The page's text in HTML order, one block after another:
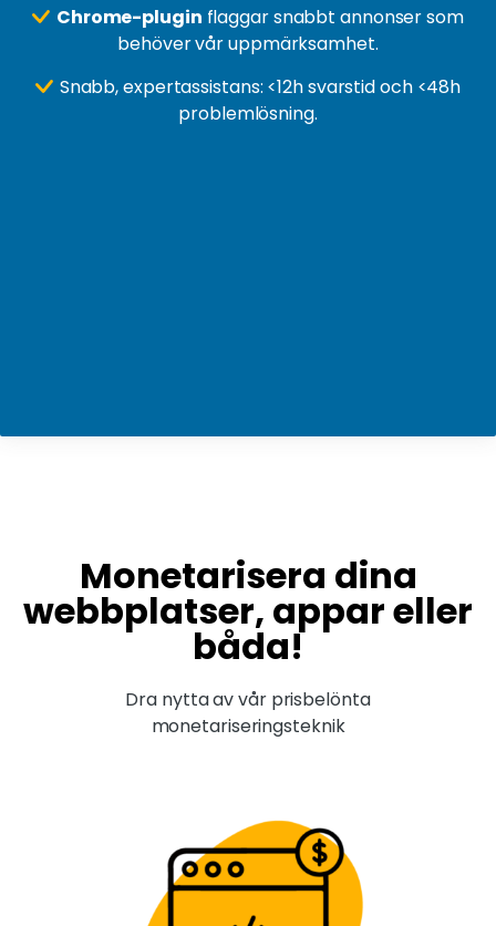
Chrome-plugin flaggar snabbt annonser som
behöver vår uppmärksamhet.
Snabb, expertassistans: <12h svarstid och <48h
problemlösning.
Monetarisera dina
webbplatser, appar eller
båda!
Dra nytta av vår prisbelönta
monetariseringsteknik